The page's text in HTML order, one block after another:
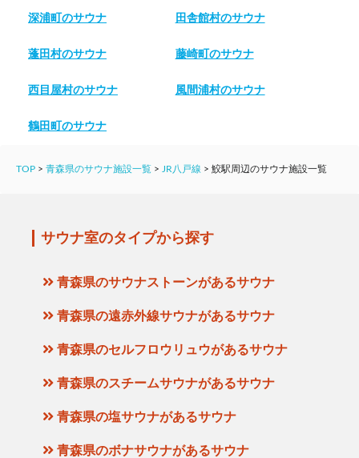
深浦町のサウナ 田舎館村のサウナ
蓬田村のサウナ 藤崎町のサウナ
西目屋村のサウナ 風間浦村のサウナ
鶴田町のサウナ
TOP > 青森県のサウナ施設一覧 > JR八戸線 > 鮫駅周辺のサウナ施設一覧
サウナ室のタイプから探す
青森県のサウナストーンがあるサウナ
青森県の遠赤外線サウナがあるサウナ
青森県のセルフロウリュウがあるサウナ
青森県のスチームサウナがあるサウナ
青森県の塩サウナがあるサウナ
青森県のボナサウナがあるサウナ